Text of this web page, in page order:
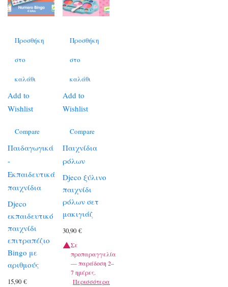
Προσθήκη
στο
καλάθι
Add to
Wishlist
Compare
Παιδαγωγικά
-
Εκπαιδευτικά
παιχνίδια
Djeco
εκπαιδευτικό
παιχνίδι
επιτραπέζιο
Bingo με
αριθμούς
15,90 €
Προσθήκη
στο
καλάθι
Add to
Wishlist
Compare
Παιχνίδια
ρόλων
Djeco ξύλινο
παιχνίδι
ρόλων σετ
μακιγιάζ
30,90€
Σε
προπαραγγελία
— παράδοση 2–
7 ημέρες.
Περισσότερα